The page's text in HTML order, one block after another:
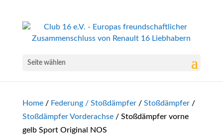
Seite wählen
Home/ Federung / Stoßdämpfer/ Stoßdämpfer/
Stoßdämpfer Vorderachse/ Stoßdämpfer vorne
gelb Sport Original NOS